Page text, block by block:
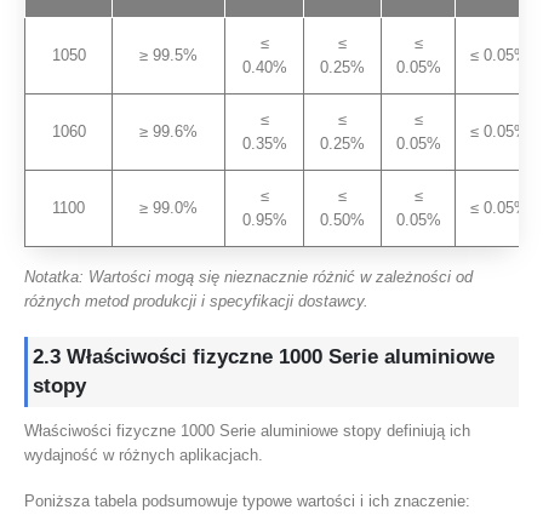
1050 ≥ 99.5%
≤
0.40%
≤
0.25%
≤
0.05%
≤ 0.05%
1060 ≥ 99.6%
≤
0.35%
≤
0.25%
≤
0.05%
≤ 0.05%
1100 ≥ 99.0%
≤
0.95%
≤
0.50%
≤
0.05%
≤ 0.05%
Notatka: Wartości mogą się nieznacznie różnić w zależności od
różnych metod produkcji i specyfikacji dostawcy.
2.3 Właściwości fizyczne 1000 Serie aluminiowe
stopy
Właściwości fizyczne 1000 Serie aluminiowe stopy definiują ich
wydajność w różnych aplikacjach.
Poniższa tabela podsumowuje typowe wartości i ich znaczenie: